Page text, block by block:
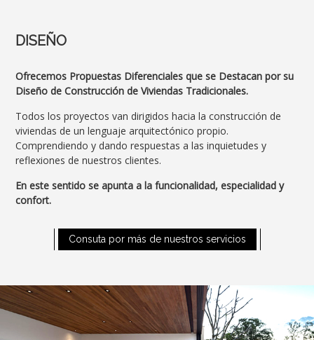
DISEÑO
Ofrecemos Propuestas Diferenciales que se Destacan por su
Diseño de Construcción de Viviendas Tradicionales.
Todos los proyectos van dirigidos hacia la construcción de
viviendas de un lenguaje arquitectónico propio.
Comprendiendo y dando respuestas a las inquietudes y
reflexiones de nuestros clientes.
En este sentido se apunta a la funcionalidad, especialidad y
confort.
Consuta por más de nuestros servicios